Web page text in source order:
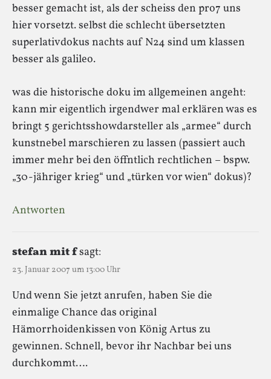
besser gemacht ist, als der scheiss den pro7 uns
hier vorsetzt. selbst die schlecht übersetzten
superlativdokus nachts auf N24 sind um klassen
besser als galileo.
was die historische doku im allgemeinen angeht:
kann mir eigentlich irgendwer mal erklären was es
bringt 5 gerichtsshowdarsteller als „armee“ durch
kunstnebel marschieren zu lassen (passiert auch
immer mehr bei den öffntlich rechtlichen – bspw.
„30-jähriger krieg“ und „türken vor wien“ dokus)?
Antworten
stefan mit fsagt:
23. Januar 2007 um 13:00 Uhr
Und wenn Sie jetzt anrufen, haben Sie die
einmalige Chance das original
Hämorrhoidenkissen von König Artus zu
gewinnen. Schnell, bevor ihr Nachbar bei uns
durchkommt….